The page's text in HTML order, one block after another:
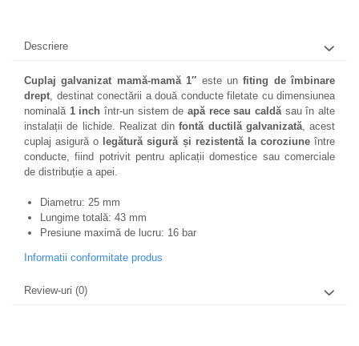
Descriere
Cuplaj galvanizat mamă-mamă 1″ este unfiting de îmbinare
drept, destinat conectării a două conducte filetate cu dimensiunea
nominală 1 inch într-un sistem deapă rece sau caldăsau în alte
instalații de lichide. Realizat dinfontă ductilă galvanizată, acest
cuplaj asigură o legătură sigură și rezistentă la coroziuneîntre
conducte, fiind potrivit pentru aplicații domestice sau comerciale
de distribuție a apei.
Diametru: 25 mm
Lungime totală: 43 mm
Presiune maximă de lucru: 16 bar
Informatii conformitate produs
Review-uri (0)